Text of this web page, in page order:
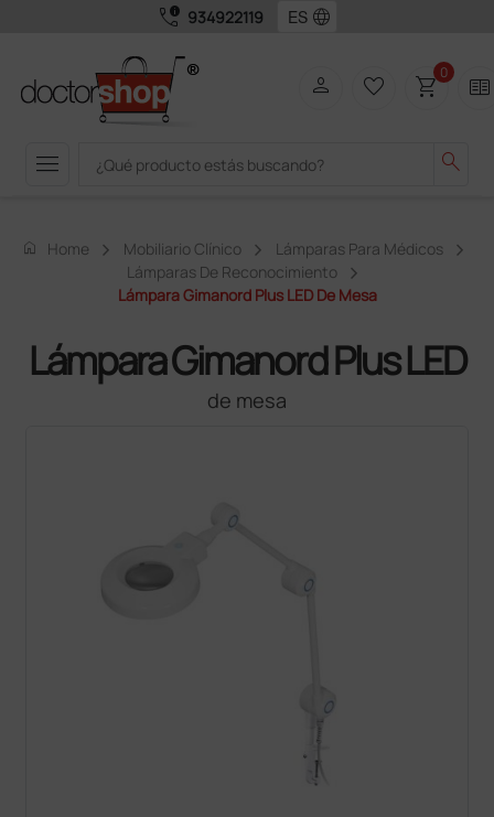
call_quality 934922119 language
menu search
person favorite_border shopping_cart0 two_pager
home Home Mobiliario Clínico
Lámparas Para Médicos
Lámparas De Reconocimiento
Lámpara Gimanord Plus LED De Mesa
Lámpara Gimanord Plus LED
de mesa